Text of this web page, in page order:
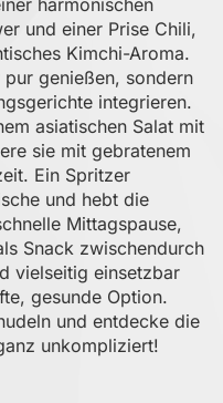
und einer Prise Chili,
Kimchi-Aroma.
genießen, sondern
integrieren.
asiatischen Salat mit
sie mit gebratenem
Ein Spritzer
und hebt die
Mittagspause,
Snack zwischendurch
vielseitig einsetzbar
gesunde Option.
und entdecke die
unkompliziert!